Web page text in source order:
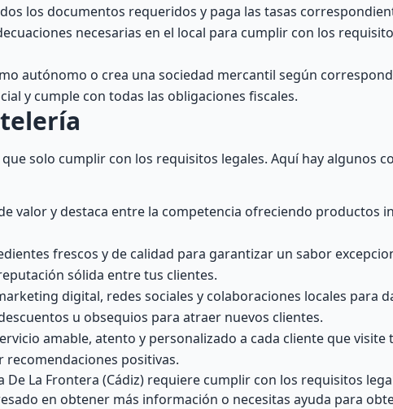
los documentos requeridos y paga las tasas
necesarias en el local para cumplir con los
autónomo o crea una sociedad mercantil según
y cumple con todas las obligaciones fiscales.
solo cumplir con los requisitos legales. Aquí hay algunos
valor y destaca entre la competencia ofreciendo productos
frescos y de calidad para garantizar un sabor
sólida entre tus clientes.
digital, redes sociales y colaboraciones locales para
u obsequios para atraer nuevos clientes.
amable, atento y personalizado a cada cliente que visite
recomendaciones positivas.
La Frontera (Cádiz) requiere cumplir con los requisitos
en obtener más información o necesitas ayuda para